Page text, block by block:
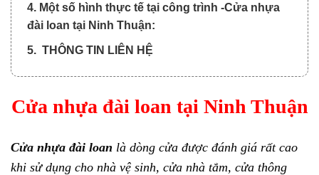
4. Một số hình thực tế tại công trình -Cửa nhựa
đài loan tại Ninh Thuận:
5. THÔNG TIN LIÊN HỆ
Cửa nhựa đài loan tại Ninh Thuận
Cửa nhựa đài loan là dòng cửa được đánh giá rất cao
khi sử dụng cho nhà vệ sinh, cửa nhà tắm, cửa thông